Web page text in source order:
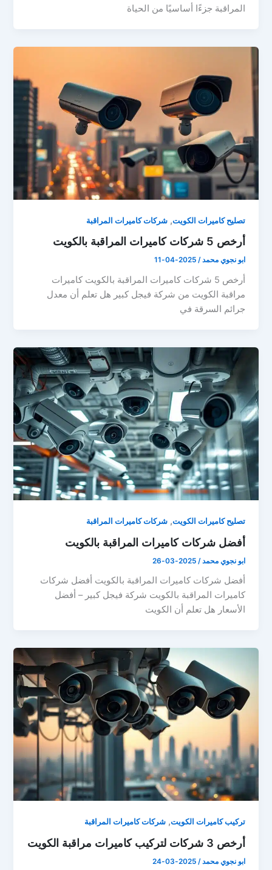
المراقبة جزءًا أساسيًا من الحياة
تصليح كاميرات الكويت,شركات كاميرات المراقبة
أرخص 5 شركات كاميرات المراقبة بالكويت
ابو نجوي محمد/
2025-04-11
أرخص 5 شركات كاميرات المراقبة بالكويت كاميرات
مراقبة الكويت من شركة فيجل كبير هل تعلم أن معدل
جرائم السرقة في
تصليح كاميرات الكويت,شركات كاميرات المراقبة
أفضل شركات كاميرات المراقبة بالكويت
ابو نجوي محمد/
2025-03-26
أفضل شركات كاميرات المراقبة بالكويت أفضل شركات
كاميرات المراقبة بالكويت شركة فيجل كبير – أفضل
الأسعار هل تعلم أن الكويت
تركيب كاميرات الكويت,شركات كاميرات المراقبة
أرخص 3 شركات لتركيب كاميرات مراقبة الكويت
ابو نجوي محمد/
2025-03-24